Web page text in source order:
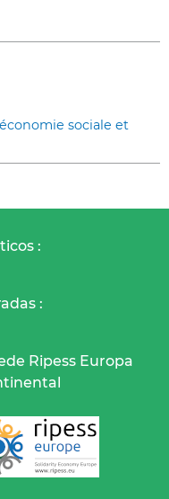
sociale et
:
:
Ripess Europa